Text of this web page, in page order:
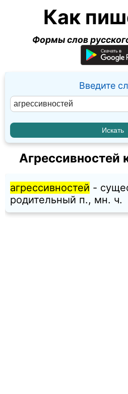
Как
Формы слов
Введите
Агрессивностей
агрессивностей -
родительный п., мн. ч.